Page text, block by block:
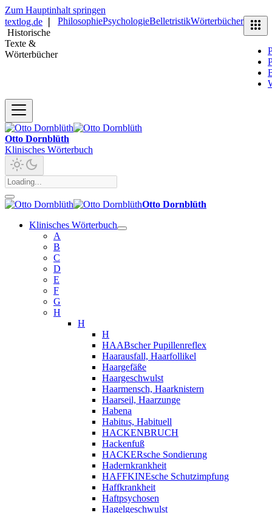
Zum Hauptinhalt springen
textlog.de
Historische
Texte &
Wörterbücher
PhilosophiePsychologieBelletristikWörterbücher
Otto Dornblüth
Klinisches Wörterbuch
Otto Dornblüth
Klinisches Wörterbuch
A
B
C
D
E
F
G
H
H
H
HAABscher Pupillenreflex
Haarausfall, Haarfollikel
Haargefäße
Haargeschwulst
Haarmensch, Haarknistern
Haarseil, Haarzunge
Habena
Habitus, Habituell
HACKENBRUCH
Hackenfuß
HACKERsche Sondierung
Hadernkrankheit
HAFFKINEsche Schutzimpfung
Haffkrankheit
Haftpsychosen
Hagelgeschwulst